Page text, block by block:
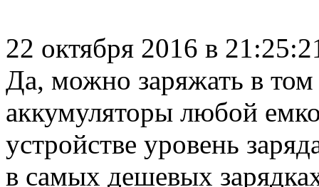
22 октября 2016 в
Да, можно заряжать в
аккумуляторы любой
устройстве уровень
в самых дешевых